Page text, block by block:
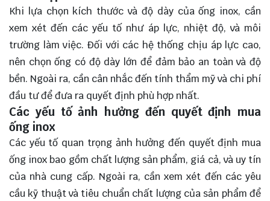
Khi lựa chọn kích thước và độ dày của ống inox, cần
xem xét đến các yếu tố như áp lực, nhiệt độ, và môi
trường làm việc. Đối với các hệ thống chịu áp lực cao,
nên chọn ống có độ dày lớn để đảm bảo an toàn và độ
bền. Ngoài ra, cần cân nhắc đến tính thẩm mỹ và chi phí
đầu tư để đưa ra quyết định phù hợp nhất.
Các yếu tố ảnh hưởng đến quyết định mua
ống inox
Các yếu tố quan trọng ảnh hưởng đến quyết định mua
ống inox bao gồm chất lượng sản phẩm, giá cả, và uy tín
của nhà cung cấp. Ngoài ra, cần xem xét đến các yêu
cầu kỹ thuật và tiêu chuẩn chất lượng của sản phẩm để